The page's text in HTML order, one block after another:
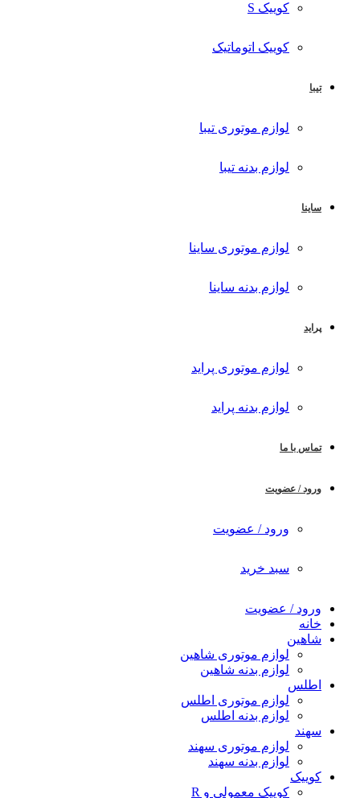
کوییک S
کوییک اتوماتیک
تیبا
لوازم موتوری تیبا
لوازم بدنه تیبا
ساینا
لوازم موتوری ساینا
لوازم بدنه ساینا
پراید
لوازم موتوری پراید
لوازم بدنه پراید
تماس با ما
ورود / عضویت
ورود / عضویت
سبد خرید
ورود / عضویت
خانه
شاهین
لوازم موتوری شاهین
لوازم بدنه شاهین
اطلس
لوازم موتوری اطلس
لوازم بدنه اطلس
سهند
لوازم موتوری سهند
لوازم بدنه سهند
کوییک
کوییک معمولی و R